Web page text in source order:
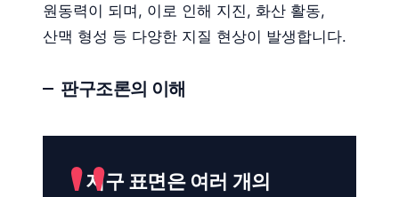
원동력이 되며, 이로 인해 지진, 화산 활동,
산맥 형성 등 다양한 지질 현상이 발생합니다.
판구조론의 이해
지구 표면은 여러 개의